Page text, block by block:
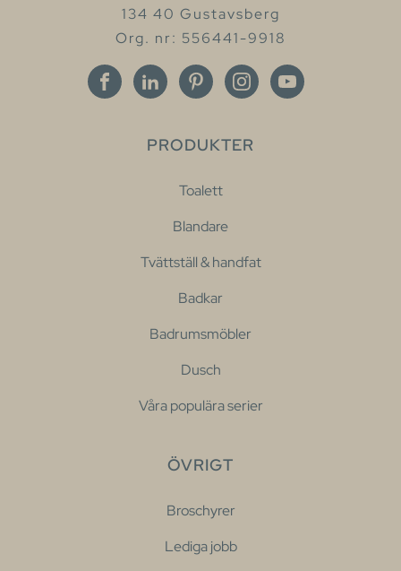
134 40 Gustavsberg
Org. nr: 556441-9918
PRODUKTER
Toalett
Blandare
Tvättställ & handfat
Badkar
Badrumsmöbler
Dusch
Våra populära serier
ÖVRIGT
Broschyrer
Lediga jobb